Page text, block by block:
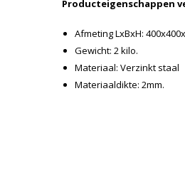
Producteigenschappen
Afmeting LxBxH:
Gewicht: 2 kilo.
Materiaal: Verzinkt staal
Materiaaldikte: 2mm.